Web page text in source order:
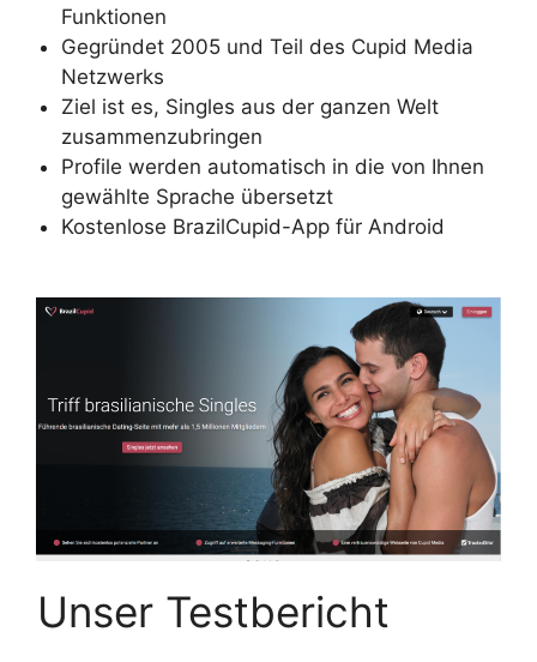
Funktionen
Gegründet 2005 und Teil des Cupid Media
Netzwerks
Ziel ist es, Singles aus der ganzen Welt
zusammenzubringen
Profile werden automatisch in die von Ihnen
gewählte Sprache übersetzt
Kostenlose BrazilCupid-App für Android
Unser Testbericht